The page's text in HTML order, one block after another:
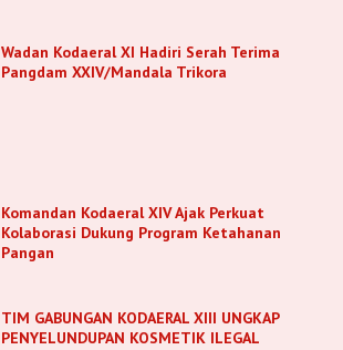
Wadan Kodaeral XI Hadiri Serah Terima
Pangdam XXIV/Mandala Trikora
Komandan Kodaeral XIV Ajak Perkuat
Kolaborasi Dukung Program Ketahanan
Pangan
TIM GABUNGAN KODAERAL XIII UNGKAP
PENYELUNDUPAN KOSMETIK ILEGAL